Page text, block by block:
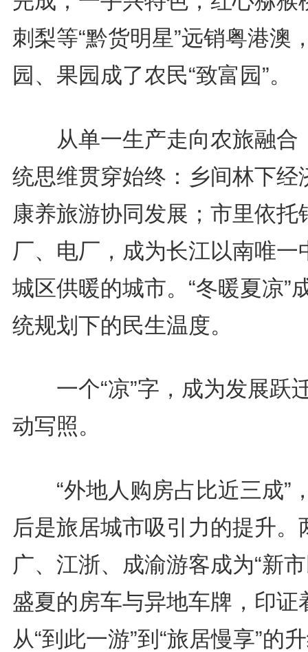
刺梨等“黔货明星”远销粤港澳
园、果园成了农民“致富园”。
从单一生产走向农旅融合
统思维贯穿始终：乡间林下经
康养旅游协同发展；市里依托
厂、电厂，成为长江以南唯一
城区供暖的城市。“冬暖夏凉”
统规划下的民生温度。
一个“凉”字，成为发展跃
动写照。
“外地人购房占比近三成”
后是旅居城市吸引力的提升。
广、江浙、成渝游客成为“新
盛夏的房车与异地车牌，印证
从“到此一游”到“旅居慢享”的